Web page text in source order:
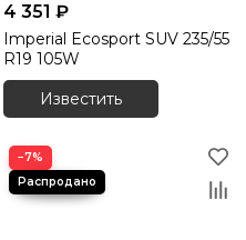
4 351 ₽
Imperial Ecosport SUV 235/55
R19 105W
Известить
−7%